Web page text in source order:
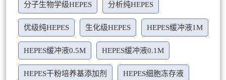
分子生物学级HEPES 分析纯HEPES
优级纯HEPES 生化级HEPES HEPES缓冲液1M
HEPES缓冲液0.5M HEPES缓冲液0.1M
HEPES干粉培养基添加剂 HEPES细胞冻存液